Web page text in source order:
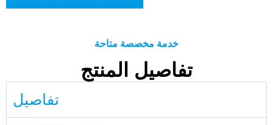
خدمة مخصصة متاحة
تفاصيل المنتج
تفاصيل